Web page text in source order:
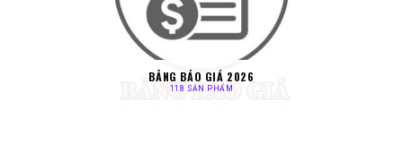
BẢNG BÁO GIÁ 2026
118 SẢN PHẨM